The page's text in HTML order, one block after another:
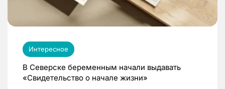
Интересное
В Северске беременным начали выдавать
«Свидетельство о начале жизни»